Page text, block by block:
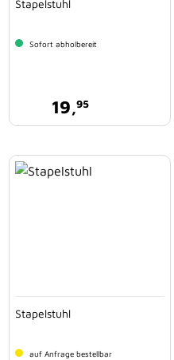
Stapelstuhl
Sofort abholbereit
19,95
Stapelstuhl
auf Anfrage bestellbar